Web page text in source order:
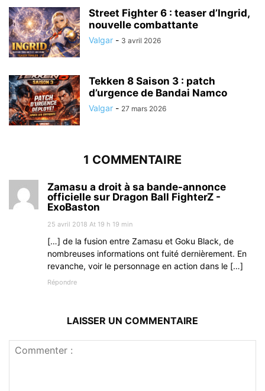
Street Fighter 6 : teaser d’Ingrid,
nouvelle combattante
Valgar - 3 avril 2026
Tekken 8 Saison 3 : patch
d’urgence de Bandai Namco
Valgar - 27 mars 2026
1 COMMENTAIRE
Zamasu a droit à sa bande-annonce
officielle sur Dragon Ball FighterZ -
ExoBaston
25 avril 2018 At 19 h 19 min
[…] de la fusion entre Zamasu et Goku Black, de
nombreuses informations ont fuité dernièrement. En
revanche, voir le personnage en action dans le […]
Répondre
LAISSER UN COMMENTAIRE